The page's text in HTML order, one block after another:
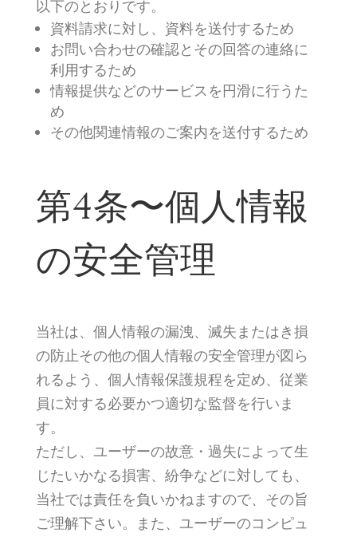
以下のとおりです。
資料請求に対し、資料を送付するため
お問い合わせの確認とその回答の連絡に
利用するため
情報提供などのサービスを円滑に行うた
め
その他関連情報のご案内を送付するため
第4条〜個人情報
の安全管理
当社は、個人情報の漏洩、滅失またはき損
の防止その他の個人情報の安全管理が図ら
れるよう、個人情報保護規程を定め、従業
員に対する必要かつ適切な監督を行いま
す。
ただし、ユーザーの故意・過失によって生
じたいかなる損害、紛争などに対しても、
当社では責任を負いかねますので、その旨
ご理解下さい。また、ユーザーのコンピュ